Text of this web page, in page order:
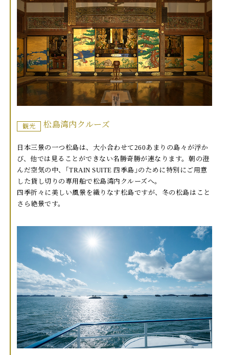
観光 松島湾内クルーズ
日本三景の一つ松島は、大小合わせて260あまりの島々が浮か
び、他では見ることができない名勝奇勝が連なります。朝の澄
んだ空気の中、｢TRAIN SUITE 四季島｣のために特別にご用意
した貸し切りの専用船で松島湾内クルーズへ。
四季折々に美しい風景を織りなす松島ですが、冬の松島はこと
さら絶景です。